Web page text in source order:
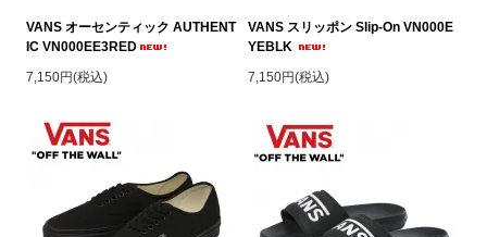
VANS オーセンティック AUTHENT
IC VN000EE3RED
7,150円(税込)
VANS スリッポン Slip-On VN000E
YEBLK
7,150円(税込)